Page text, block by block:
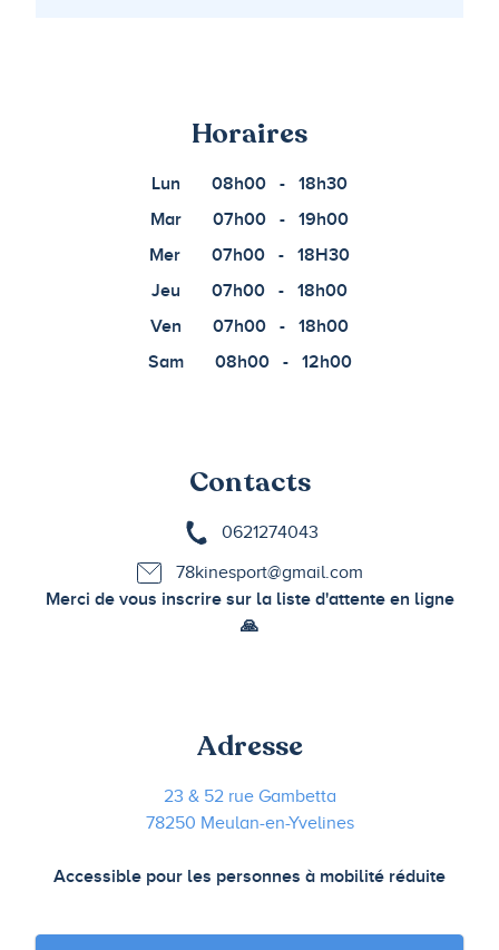
Horaires
Lun 08h00 -
18h30
Mar
07h00 -
19h00
Mer
07h00 -
18H30
Jeu
07h00 -
18h00
Ven
07h00 -
18h00
Sam
08h00 - 12h00
Contacts
0621274043
78kinesport@gmail.com
Merci de vous inscrire sur la liste d'attente en ligne
🙏
Adresse
23 & 52 rue Gambetta
78250 Meulan-en-Yvelines
Accessible pour les personnes à mobilité réduite